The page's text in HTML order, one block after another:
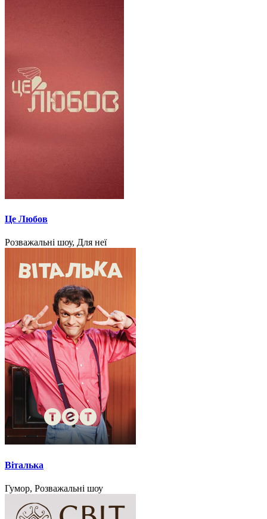
Це Любов
Розважальні шоу, Для неї
Віталька
Гумор, Розважальні шоу